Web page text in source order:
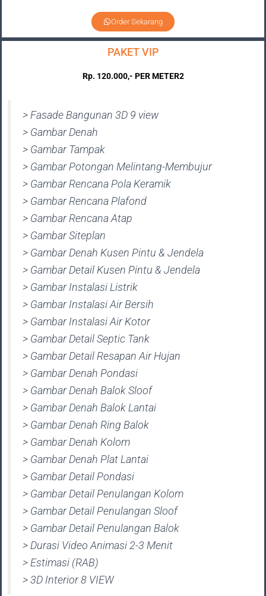
Order Sekarang
PAKET VIP
Rp. 120.000,- PER METER2
> Fasade Bangunan 3D 9 view
> Gambar Denah
> Gambar Tampak
> Gambar Potongan Melintang-Membujur
> Gambar Rencana Pola Keramik
> Gambar Rencana Plafond
> Gambar Rencana Atap
> Gambar Siteplan
> Gambar Denah Kusen Pintu & Jendela
> Gambar Detail Kusen Pintu & Jendela
> Gambar Instalasi Listrik
> Gambar Instalasi Air Bersih
> Gambar Instalasi Air Kotor
> Gambar Detail Septic Tank
> Gambar Detail Resapan Air Hujan
> Gambar Denah Pondasi
> Gambar Denah Balok Sloof
> Gambar Denah Balok Lantai
> Gambar Denah Ring Balok
> Gambar Denah Kolom
> Gambar Denah Plat Lantai
> Gambar Detail Pondasi
> Gambar Detail Penulangan Kolom
> Gambar Detail Penulangan Sloof
> Gambar Detail Penulangan Balok
> Durasi Video Animasi 2-3 Menit
> Estimasi (RAB)
> 3D Interior 8 VIEW